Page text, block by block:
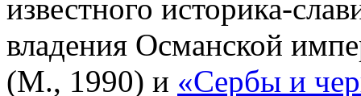
известного историка-
владения Османской
(М., 1990) и «Сербы и